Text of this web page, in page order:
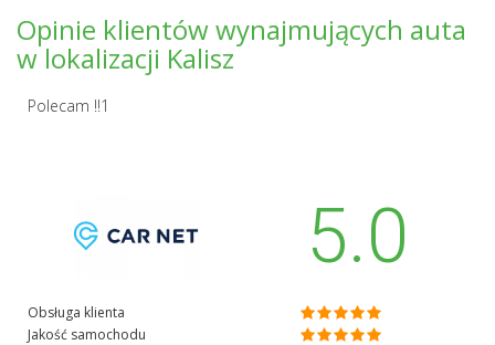
Opinie klientów wynajmujących auta
w lokalizacji Kalisz
Polecam !!1
5.0
Obsługa klienta
Jakość samochodu